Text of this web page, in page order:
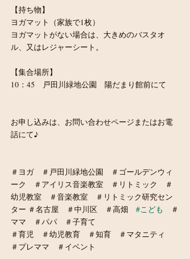
【持ち物】
ヨガマット（家族で1枚）
ヨガマットがない場合は、大きめのバスタオ
ル、又はレジャーシート。
【集合場所】
10：45　戸田川緑地公園　陽だまり館前にて
お申し込みは、お問い合わせページまたはお電
話にて♪
＃ヨガ　＃戸田川緑地公園　＃ゴールデンウィ
ーク　＃アイリス音楽教室　＃リトミック　＃
幼児教室　＃音楽教室　＃リトミック研究セン
ター ＃名古屋　＃中川区　＃高畑 #こども
＃
ママ　＃パパ　＃子育て
＃育児　＃幼児教育　＃知育　＃マタニティ
＃プレママ　＃イベント